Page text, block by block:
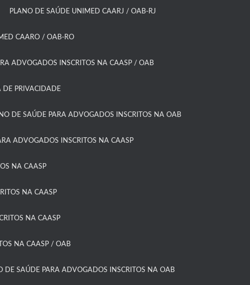
PLANO DE SAÚDE UNIMED CAARJ / OAB-RJ​
CAARO / OAB-RO​
ADVOGADOS INSCRITOS NA CAASP / OAB
DE PRIVACIDADE
DE SAÚDE PARA ADVOGADOS INSCRITOS NA OAB
ADVOGADOS INSCRITOS NA CAASP​
NA CAASP​
NA CAASP​
NA CAASP
NA CAASP / OAB
DE SAÚDE PARA ADVOGADOS INSCRITOS NA OAB